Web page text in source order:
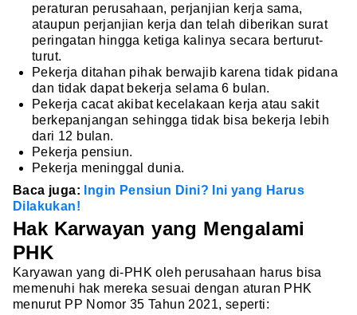
peraturan perusahaan, perjanjian kerja sama,
ataupun perjanjian kerja dan telah diberikan surat
peringatan hingga ketiga kalinya secara berturut-
turut.
Pekerja ditahan pihak berwajib karena tidak pidana
dan tidak dapat bekerja selama 6 bulan.
Pekerja cacat akibat kecelakaan kerja atau sakit
berkepanjangan sehingga tidak bisa bekerja lebih
dari 12 bulan.
Pekerja pensiun.
Pekerja meninggal dunia.
Baca juga:
Ingin Pensiun Dini? Ini yang Harus
Dilakukan!
Hak Karwayan yang Mengalami
PHK
Karyawan yang di-PHK oleh perusahaan harus bisa
memenuhi hak mereka sesuai dengan aturan PHK
menurut PP Nomor 35 Tahun 2021, seperti: